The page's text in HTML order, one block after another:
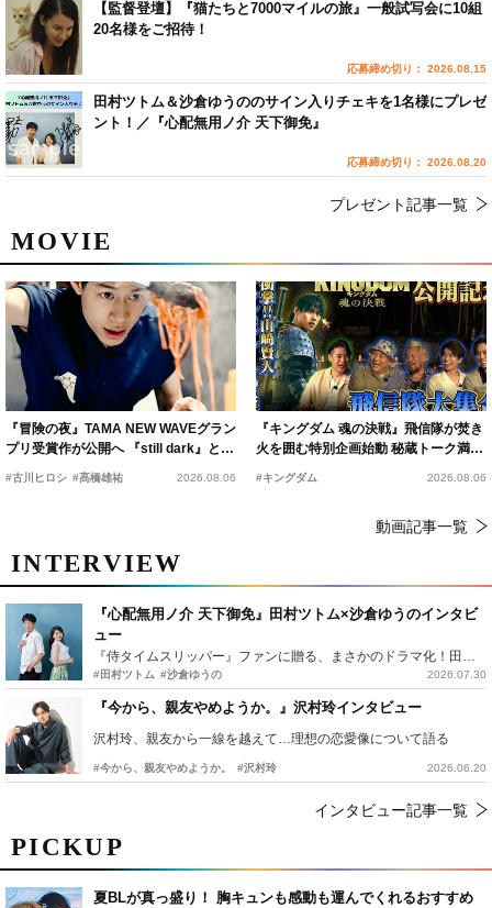
PICKUP
夏BLが真っ盛り！ 胸キュンも感動も運んでくれるおすすめ
MOVIE
『冒険の夜』TAMA NEW WAVEグラン
プリ受賞作が公開へ 『still dark』と同
時上映決定
#古川ヒロシ #髙橋雄祐 2026.08.06
『キングダム 魂の決戦』飛信隊が焚き
火を囲む特別企画始動 秘蔵トーク満載
の“キングダムキャンプ”開催
#キングダム 2026.08.06
動画記事一覧
INTERVIEW
『心配無用ノ介 天下御免』田村ツトム×沙倉ゆうのインタビ
ュー
『侍タイムスリッパー』ファンに贈る、まさかのドラマ化！田村ツトム×沙倉ゆうのが語る『心配無用ノ介』撮影秘話
#田村ツトム #沙倉ゆうの 2026.07.30
『今から、親友やめようか。』沢村玲インタビュー
沢村玲、親友から一線を越えて…理想の恋愛像について語る
#今から、親友やめようか。 #沢村玲 2026.06.20
インタビュー記事一覧
【監督登壇】『猫たちと7000マイルの旅』一般試写会に10組
20名様をご招待！
応募締め切り： 2026.08.15
田村ツトム＆沙倉ゆうののサイン入りチェキを1名様にプレゼ
ント！／『心配無用ノ介 天下御免』
応募締め切り： 2026.08.20
プレゼント記事一覧